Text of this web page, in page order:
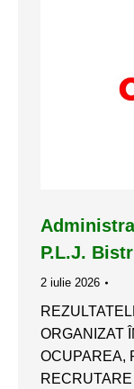
P.L.J.
2 iulie 2026
ORGANIZAT
OCUPAREA,